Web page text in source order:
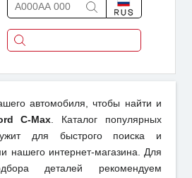
автомобиля, чтобы найти и
C-Max . Каталог популярных
для быстрого поиска и
нашего интернет-магазина. Для
деталей рекомендуем